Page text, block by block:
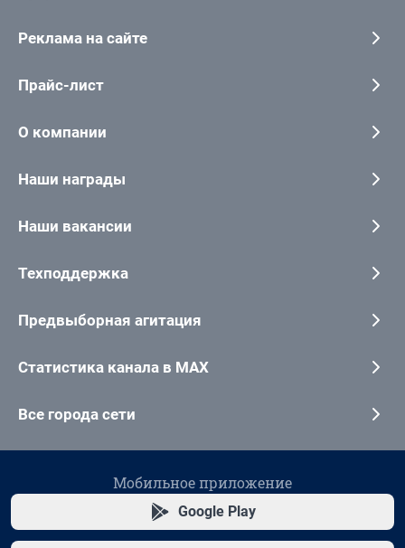
Реклама на сайте
Прайс-лист
О компании
Наши награды
Наши вакансии
Техподдержка
Предвыборная агитация
Статистика канала в MAX
Все города сети
Мобильное приложение
Google Play